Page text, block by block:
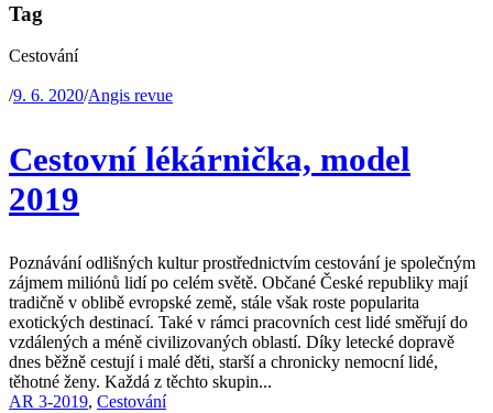
Tag
Cestování
/9. 6. 2020/Angis revue
Cestovní lékárnička, model
2019
Poznávání odlišných kultur prostřednictvím cestování je společným
zájmem miliónů lidí po celém světě. Občané České republiky mají
tradičně v oblibě evropské země, stále však roste popularita
exotických destinací. Také v rámci pracovních cest lidé směřují do
vzdálených a méně civilizovaných oblastí. Díky letecké dopravě
dnes běžně cestují i malé děti, starší a chronicky nemocní lidé,
těhotné ženy. Každá z těchto skupin...
AR 3-2019, Cestování